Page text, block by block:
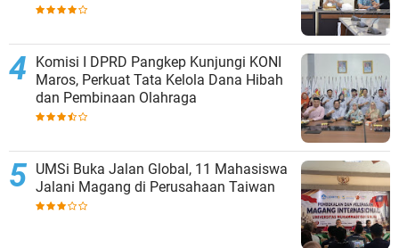
Komisi I DPRD Pangkep Kunjungi KONI
Maros, Perkuat Tata Kelola Dana Hibah
dan Pembinaan Olahraga
UMSi Buka Jalan Global, 11 Mahasiswa
Jalani Magang di Perusahaan Taiwan